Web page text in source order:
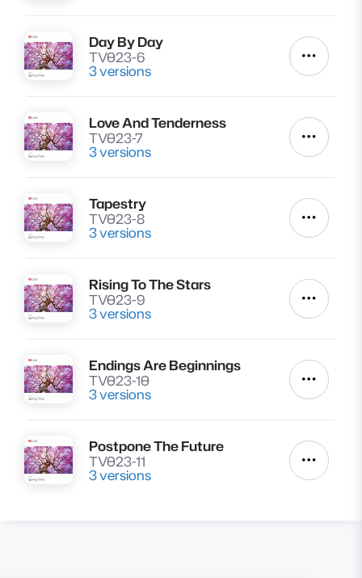
Lire
Day By Day
TV023-6
3 versions Autres
Lire
Love And Tenderness
TV023-7
3 versions Autres
Lire
Tapestry
TV023-8
3 versions Autres
Lire
Rising To The Stars
TV023-9
3 versions Autres
Lire
Endings Are Beginnings
TV023-10
3 versions Autres
Lire
Postpone The Future
TV023-11
3 versions Autres